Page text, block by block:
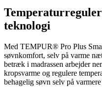
teknologi
Med TEMPUR® Pro Plus
søvnkomfort, selv på varme
betræk i madrassen arbejder
kropsvarme og regulere
behagelig søvn selv på